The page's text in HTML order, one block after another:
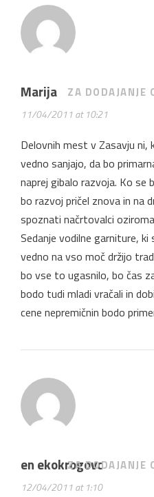
Marija
11/04/2011 at 10:21
ZA DODAJANJE
Delovnih mest v Zasavju ni,
vedno sanjajo, da bo
naprej gibalo razvoja. Ko
bo razvoj pričel znova in na
spoznati načrtovalci
Sedanje vodilne garniture,
vedno na vso moč držijo
bo vse to ugasnilo, bo čas
bodo tudi mladi vračali in
cene nepremičnin bodo
en ekokrogovc
12/04/2011 at 1:10
ZA DODAJANJE